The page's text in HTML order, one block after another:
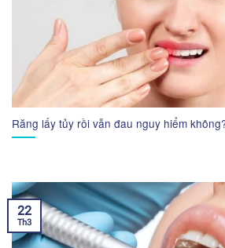
Răng lấy tủy rồi vẫn đau nguy hiểm
22
Th3